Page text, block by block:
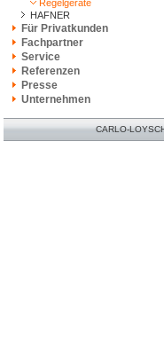
Regelgeräte
HAFNER
Für Privatkunden
Fachpartner
Service
Referenzen
Presse
Unternehmen
CARLO-